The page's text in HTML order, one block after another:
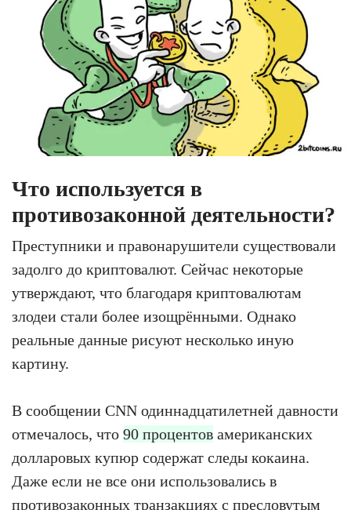
Что используется в
противозаконной деятельности?
Преступники и правонарушители существовали
задолго до криптовалют. Сейчас некоторые
утверждают, что благодаря криптовалютам
злодеи стали более изощрёнными. Однако
реальные данные рисуют несколько иную
картину.
В сообщении CNN одиннадцатилетней давности
отмечалось, что 90 процентов американских
долларовых купюр содержат следы кокаина.
Даже если не все они использовались в
противозаконных транзакциях с пресловутым